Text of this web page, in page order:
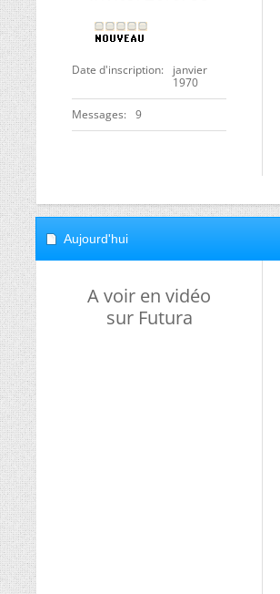
Date d'inscription
janvier
1970
Messages 9
Aujourd'hui
A voir en vidéo
sur Futura